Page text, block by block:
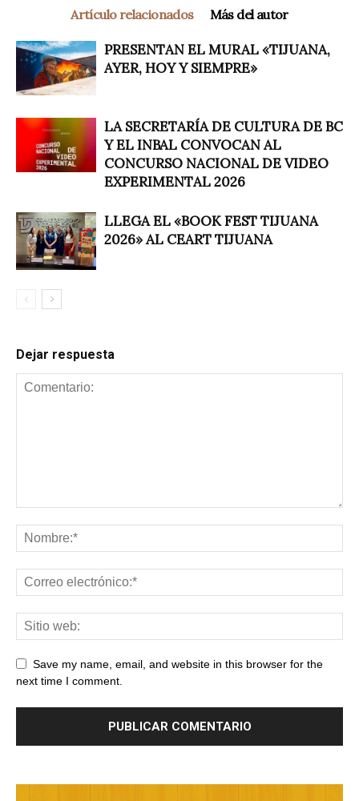
Artículo relacionados Más del autor
PRESENTAN EL MURAL «TIJUANA,
AYER, HOY Y SIEMPRE»
LA SECRETARÍA DE CULTURA DE BC
Y EL INBAL CONVOCAN AL
CONCURSO NACIONAL DE VIDEO
EXPERIMENTAL 2026
LLEGA EL «BOOK FEST TIJUANA
2026» AL CEART TIJUANA
Dejar respuesta
Save my name, email, and website in this browser for the
next time I comment.